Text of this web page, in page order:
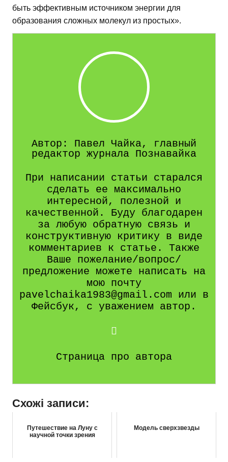
быть эффективным источником энергии для
образования сложных молекул из простых».
Автор: Павел Чайка, главный
редактор журнала Познавайка
При написании статьи старался
сделать ее максимально
интересной, полезной и
качественной. Буду благодарен
за любую обратную связь и
конструктивную критику в виде
комментариев к статье. Также
Ваше пожелание/вопрос/
предложение можете написать на
мою почту
pavelchaika1983@gmail.com или в
Фейсбук, с уважением автор.
Страница про автора
Схожі записи:
Путешествие на Луну с
научной точки зрения
Модель сверхзвезды